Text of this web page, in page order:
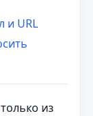
и URL
из